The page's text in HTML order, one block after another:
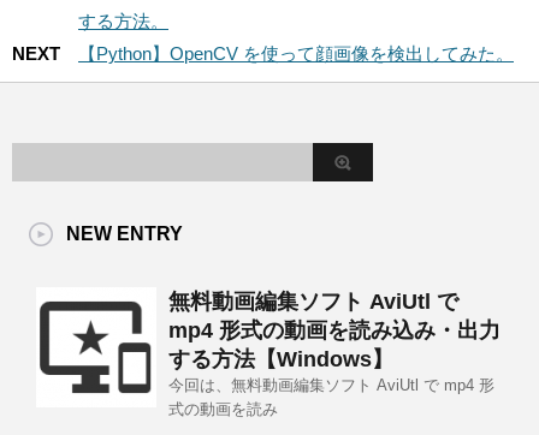
する方法。
NEXT
【Python】OpenCV を使って顔画像を検出してみた。
NEW ENTRY
無料動画編集ソフト AviUtl で
mp4 形式の動画を読み込み・出力
する方法【Windows】
今回は、無料動画編集ソフト AviUtl で mp4 形
式の動画を読み